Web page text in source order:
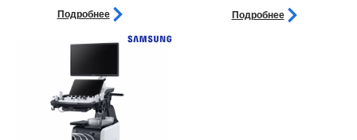
Подробнее Подробнее